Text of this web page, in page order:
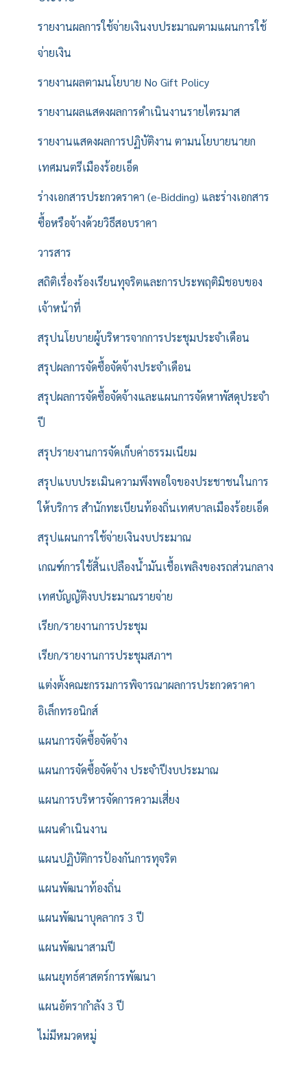
รายงานผลการใช้จ่ายเงินงบประมาณตามแผนการใช้
จ่ายเงิน
รายงานผลตามนโยบาย No Gift Policy
รายงานผลแสดงผลการดำเนินงานรายไตรมาส
รายงานแสดงผลการปฏิบัติงาน ตามนโยบายนายก
เทศมนตรีเมืองร้อยเอ็ด
ร่างเอกสารประกวดราคา (e-Bidding) และร่างเอกสาร
ซื้อหรือจ้างด้วยวิธีสอบราคา
วารสาร
สถิติเรื่องร้องเรียนทุจริตและการประพฤติมิชอบของ
เจ้าหน้าที่
สรุปนโยบายผู้บริหารจากการประชุมประจำเดือน
สรุปผลการจัดซื้อจัดจ้างประจำเดือน
สรุปผลการจัดซื้อจัดจ้างและแผนการจัดหาพัสดุประจำ
ปี
สรุปรายงานการจัดเก็บค่าธรรมเนียม
สรุปแบบประเมินความพึงพอใจของประชาชนในการ
ให้บริการ สำนักทะเบียนท้องถิ่นเทศบาลเมืองร้อยเอ็ด
สรุปแผนการใช้จ่ายเงินงบประมาณ
เกณฑ์การใช้สิ้นเปลืองน้ำมันเชื้อเพลิงของรถส่วนกลาง
เทศบัญญัติงบประมาณรายจ่าย
เรียก/รายงานการประชุม
เรียก/รายงานการประชุมสภาฯ
แต่งตั้งคณะกรรมการพิจารณาผลการประกวดราคา
อิเล็กทรอนิกส์
แผนการจัดซื้อจัดจ้าง
แผนการจัดซื้อจัดจ้าง ประจำปีงบประมาณ
แผนการบริหารจัดการความเสี่ยง
แผนดำเนินงาน
แผนปฏิบัติการป้องกันการทุจริต
แผนพัฒนาท้องถิ่น
แผนพัฒนาบุคลากร 3 ปี
แผนพัฒนาสามปี
แผนยุทธ์ศาสตร์การพัฒนา
แผนอัตรากำลัง 3 ปี
ไม่มีหมวดหมู่